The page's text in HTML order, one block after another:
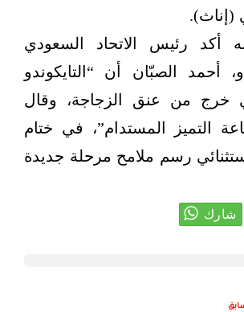
(إناث).
أكد رئيس الاتحاد السعودي
أحمد الصبّان أن “التايكوندو
خرج من عنق الزجاجة، وقال
التميز المستدام”، في ختام
رسم ملامح مرحلة جديدة